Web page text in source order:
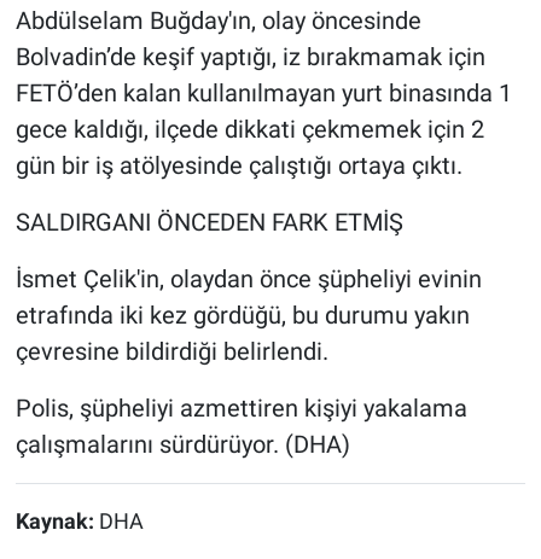
Abdülselam Buğday'ın, olay öncesinde
Bolvadin’de keşif yaptığı, iz bırakmamak için
FETÖ’den kalan kullanılmayan yurt binasında 1
gece kaldığı, ilçede dikkati çekmemek için 2
gün bir iş atölyesinde çalıştığı ortaya çıktı.
SALDIRGANI ÖNCEDEN FARK ETMİŞ
İsmet Çelik'in, olaydan önce şüpheliyi evinin
etrafında iki kez gördüğü, bu durumu yakın
çevresine bildirdiği belirlendi.
Polis, şüpheliyi azmettiren kişiyi yakalama
çalışmalarını sürdürüyor. (DHA)
Kaynak: DHA